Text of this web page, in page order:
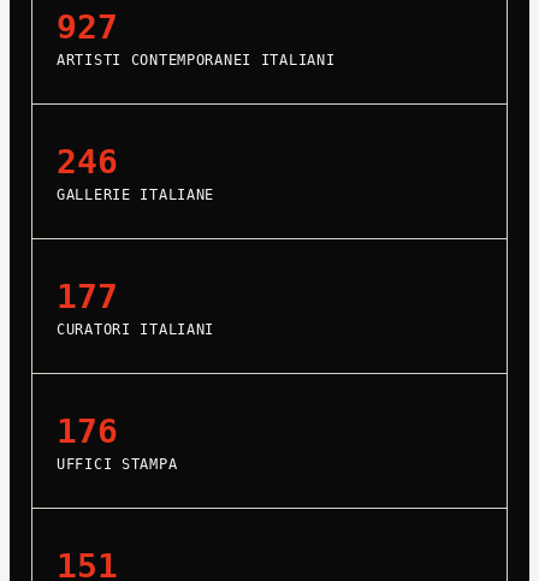
927
ARTISTI CONTEMPORANEI ITALIANI
246
GALLERIE ITALIANE
177
CURATORI ITALIANI
176
UFFICI STAMPA
151